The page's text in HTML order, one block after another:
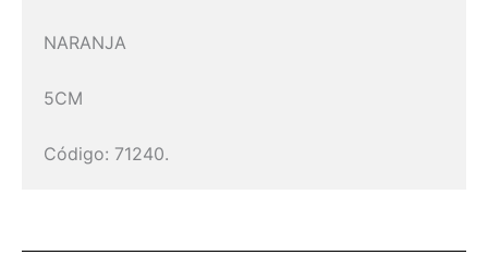
NARANJA
5CM
Código: 71240.